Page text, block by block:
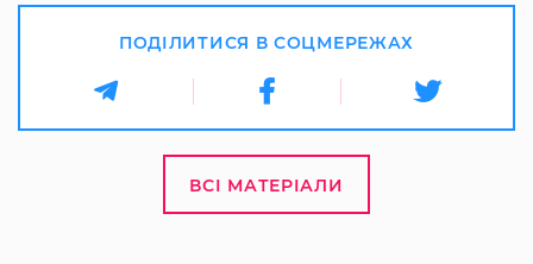
ПОДІЛИТИСЯ В СОЦМЕРЕЖАХ
ВСІ МАТЕРІАЛИ